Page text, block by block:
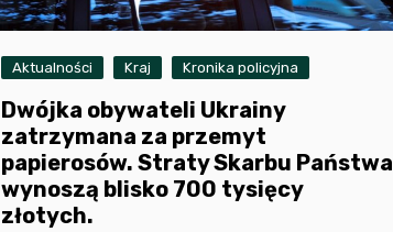
Aktualności Kraj Kronika policyjna
Dwójka obywateli Ukrainy
zatrzymana za przemyt
papierosów. Straty Skarbu Państwa
wynoszą blisko 700 tysięcy
złotych.